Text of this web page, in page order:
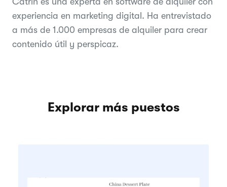
experiencia en marketing digital. Ha entrevistado
a más de 1.000 empresas de alquiler para crear
contenido útil y perspicaz.
Explorar más puestos